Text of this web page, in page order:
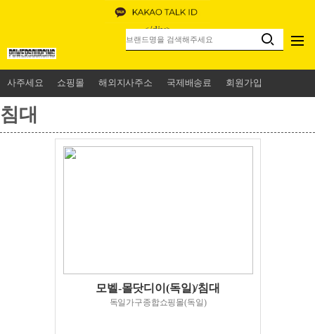
</div>
사주세요 쇼핑몰 해외지사주소 국제배송료 회원가입
침대
모벨-몰닷디이(독일)/침대
독일가구종합쇼핑몰(독일)